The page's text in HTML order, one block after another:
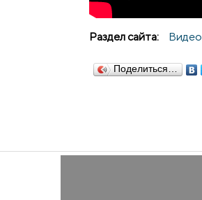
Раздел сайта: Видео
Поделиться…